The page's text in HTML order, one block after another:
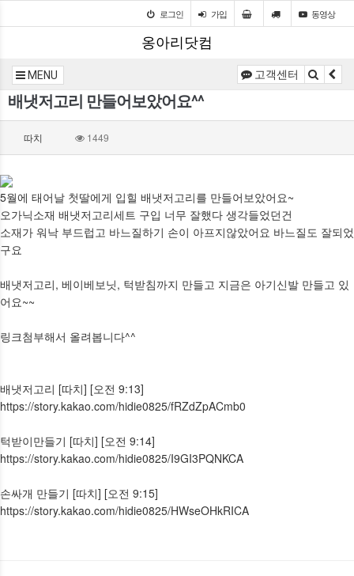
로그인 가입 동영상
옹아리닷컴
MENU 고객센터
배냇저고리 만들어보았어요^^
따치 1449
5월에 태어날 첫딸에게 입힐 배냇저고리를 만들어보았어요~
오가닉소재 배냇저고리세트 구입 너무 잘했다 생각들었던건
소재가 워낙 부드럽고 바느질하기 손이 아프지않았어요 바느질도 잘되었
구요
배냇저고리, 베이베보닛, 턱받침까지 만들고 지금은 아기신발 만들고 있
어요~~
링크첨부해서 올려봅니다^^
배냇저고리 [따치] [오전 9:13]
https://story.kakao.com/hidie0825/fRZdZpACmb0
턱받이만들기 [따치] [오전 9:14]
https://story.kakao.com/hidie0825/I9GI3PQNKCA
손싸개 만들기 [따치] [오전 9:15]
https://story.kakao.com/hidie0825/HWseOHkRICA